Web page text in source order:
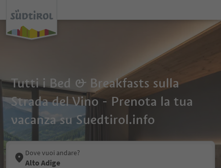
Tutti i Bed & Breakfasts sulla
Strada del Vino - Prenota la tua
vacanza su Suedtirol.info
Dove vuoi andare?
Alto Adige